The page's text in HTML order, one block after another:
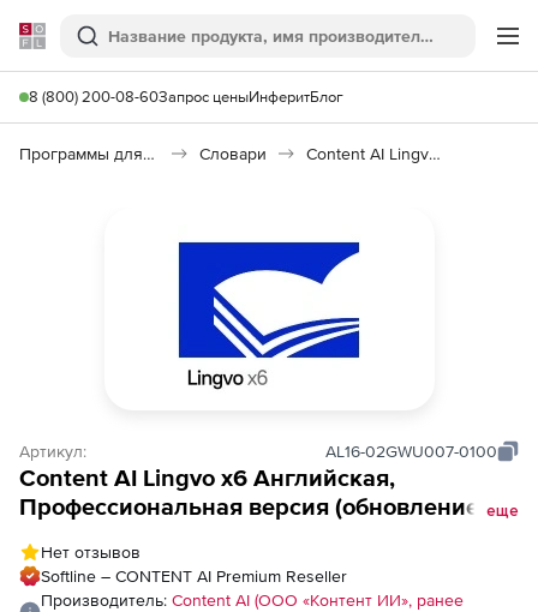
Softline
Поиск
8 (800) 200-08-60Запрос ценыИнферитБлог
Программы для работы с текстом Словари Сontent AI Lingvo x6 English
Артикул: AL16-02GWU007-0100
Content AI Lingvo x6 Английская,
Профессиональная версия (обновление
еще
Нет отзывов
Softline – CONTENT AI Premium Reseller
Производитель: Content AI (ООО «Контент ИИ», ранее